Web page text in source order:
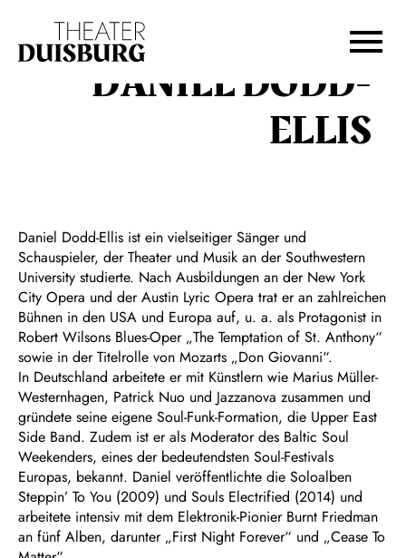
Zur Hauptnavigation springen
Zum Footer springenDANIEL DODD-
ELLIS
Daniel Dodd-Ellis ist ein vielseitiger Sänger und
Schauspieler, der Theater und Musik an der Southwestern
University studierte. Nach Ausbildungen an der New York
City Opera und der Austin Lyric Opera trat er an zahlreichen
Bühnen in den USA und Europa auf, u. a. als Protagonist in
Robert Wilsons Blues-Oper „The Temptation of St. Anthony“
sowie in der Titelrolle von Mozarts „Don Giovanni“.
In Deutschland arbeitete er mit Künstlern wie Marius Müller-
Westernhagen, Patrick Nuo und Jazzanova zusammen und
gründete seine eigene Soul-Funk-Formation, die Upper East
Side Band. Zudem ist er als Moderator des Baltic Soul
Weekenders, eines der bedeutendsten Soul-Festivals
Europas, bekannt. Daniel veröffentlichte die Soloalben
Steppin’ To You (2009) und Souls Electrified (2014) und
arbeitete intensiv mit dem Elektronik-Pionier Burnt Friedman
an fünf Alben, darunter „First Night Forever“ und „Cease To